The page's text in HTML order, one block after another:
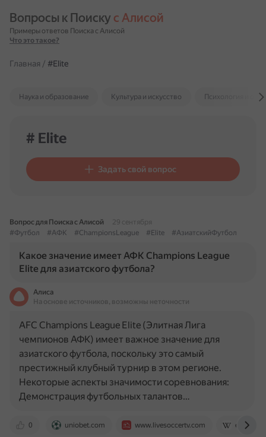
Вопросы к Поиску с Алисой
Примеры ответов Поиска с Алисой
Что это такое?
Главная / #Elite
Наука и образование Культура и искусство Психология и
# Elite
Задать свой вопрос
Вопрос для Поиска с Алисой
29 сентября
#Футбол
#АФК #ChampionsLeague #Elite #АзиатскийФутбол
Какое значение имеет АФК Champions League
Elite для азиатского футбола?
Алиса
На основе источников, возможны неточности
0 uniobet.com www.livesoccertv.com
AFC Champions League Elite (Элитная Лига
чемпионов АФК) имеет важное значение для
азиатского футбола, поскольку это самый
престижный клубный турнир в этом регионе.
Некоторые аспекты значимости соревнования:
Демонстрация футбольных талантов…